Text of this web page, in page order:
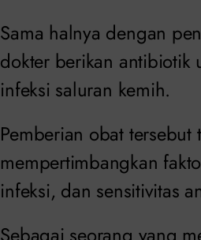
Sama halnya dengan
dokter berikan antibiotik
infeksi saluran kemih.
Pemberian obat
mempertimbangkan
infeksi, dan sensitivitas